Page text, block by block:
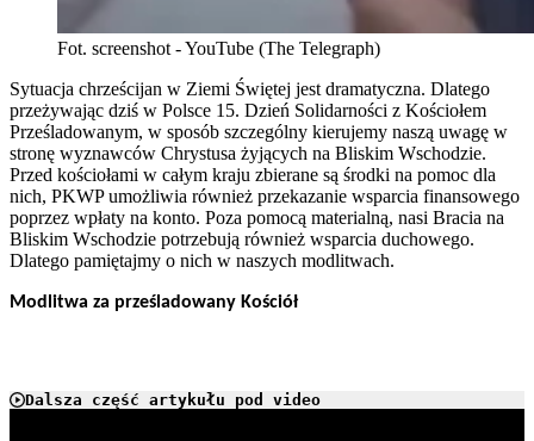
Fot. screenshot - YouTube (The Telegraph)
Sytuacja chrześcijan w Ziemi Świętej jest dramatyczna. Dlatego
przeżywając dziś w Polsce 15. Dzień Solidarności z Kościołem
Prześladowanym, w sposób szczególny kierujemy naszą uwagę w
stronę wyznawców Chrystusa żyjących na Bliskim Wschodzie.
Przed kościołami w całym kraju zbierane są środki na pomoc dla
nich, PKWP umożliwia również przekazanie wsparcia finansowego
poprzez wpłaty na konto. Poza pomocą materialną, nasi Bracia na
Bliskim Wschodzie potrzebują również wsparcia duchowego.
Dlatego pamiętajmy o nich w naszych modlitwach.
Modlitwa za prześladowany Kościół
Dalsza część artykułu pod video